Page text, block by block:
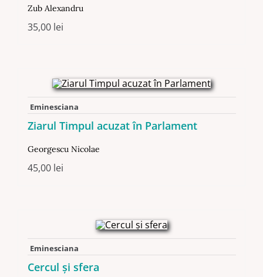
Zub Alexandru
35,00 lei
Eminesciana
Ziarul Timpul acuzat în Parlament
Georgescu Nicolae
45,00 lei
Eminesciana
Cercul și sfera